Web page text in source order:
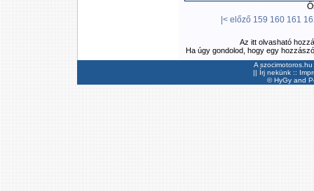
|< előző 159 160 161
Az itt olvasható
Ha úgy gondolod, hogy egy
A
|| Írj nekünk ::
©HyGyand